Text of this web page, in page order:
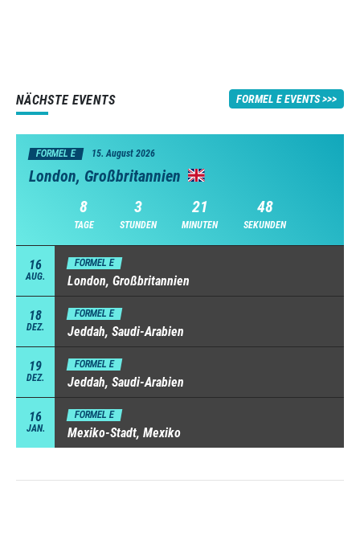
NÄCHSTE EVENTS FORMEL E EVENTS
FORMEL E 15. August 2026
London, Großbritannien
8
TAGE
3
STUNDEN
21
MINUTEN
47
SEKUNDEN
16
AUG.
FORMEL E
London, Großbritannien
18
DEZ.
FORMEL E
Jeddah, Saudi-Arabien
19
DEZ.
FORMEL E
Jeddah, Saudi-Arabien
16
JAN.
FORMEL E
Mexiko-Stadt, Mexiko